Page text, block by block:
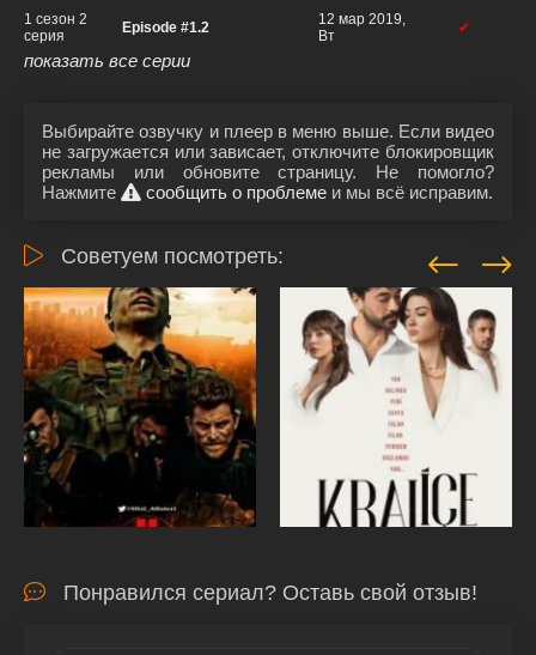
1 сезон 2
серия
Episode #1.2
12 мар 2019,
Вт
✔
показать все серии
Выбирайте озвучку и плеер в меню выше. Если видео
не загружается или зависает, отключите блокировщик
рекламы или обновите страницу. Не помогло?
Нажмите
сообщить о проблеме и мы всё исправим.
Советуем посмотреть:
Понравился сериал? Оставь свой отзыв!